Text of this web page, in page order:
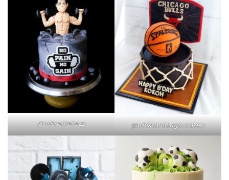
@wilmerfreitezp @whiskandsugar.cakery